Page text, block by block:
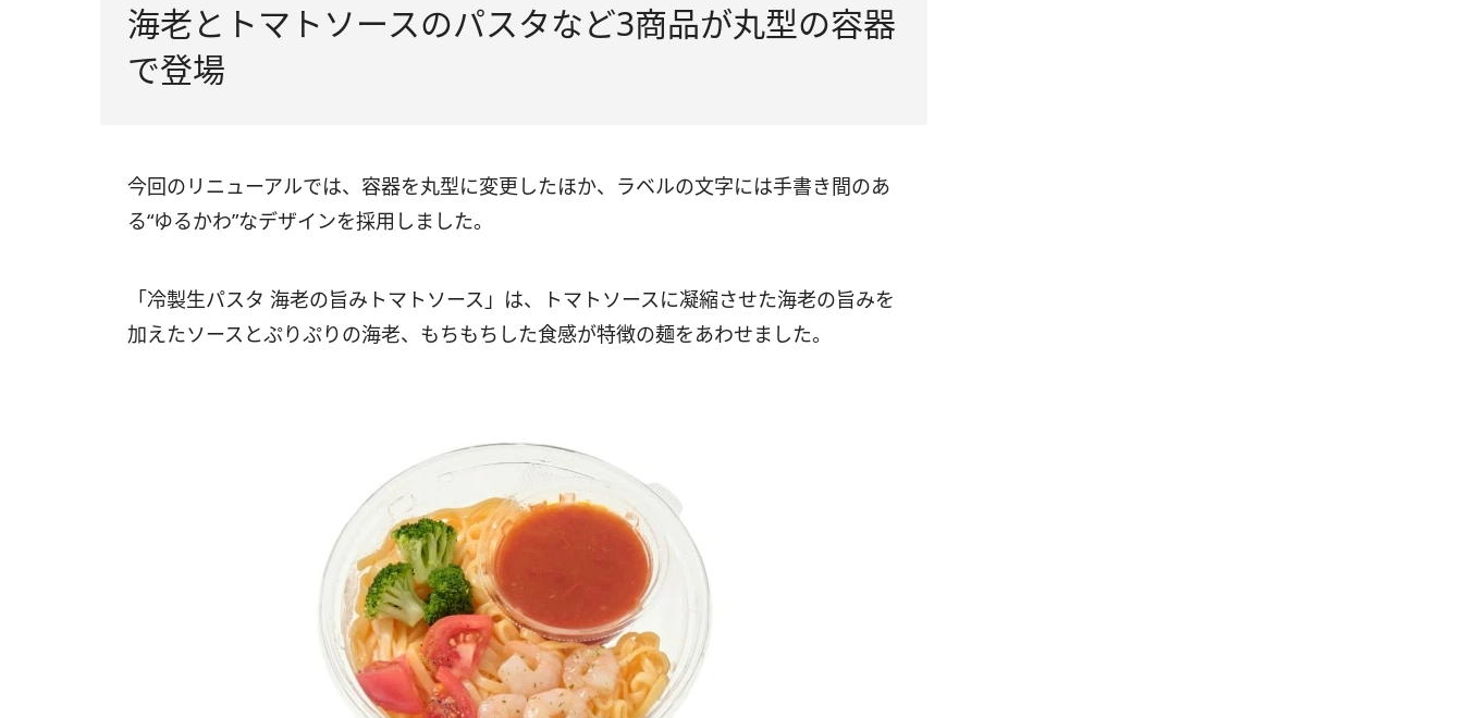
海老とトマトソースのパスタなど3商品が丸型の容器
で登場
今回のリニューアルでは、容器を丸型に変更したほか、ラベルの文字には手書き間のあ
る“ゆるかわ”なデザインを採用しました。
「冷製生パスタ 海老の旨みトマトソース」は、トマトソースに凝縮させた海老の旨みを
加えたソースとぷりぷりの海老、もちもちした食感が特徴の麺をあわせました。